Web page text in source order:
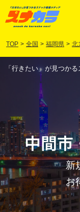
TOP > 全国 > 福岡県 > 北
「行きたい」が見つか
中間市
新
お